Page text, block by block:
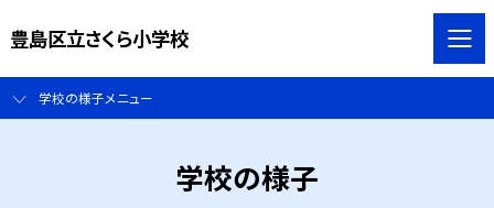
豊島区立さくら小学校
学校の様子メニュー
学校の様子